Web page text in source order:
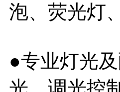
泡、荧光灯
●专业灯光